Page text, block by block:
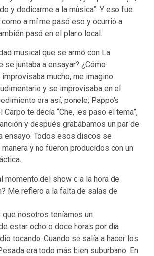
y dedicarme a la música”. Y eso fue
a mí me pasó eso y ocurrió a
pasó en el plano local.
musical que se armó con La
se juntaba a ensayar? ¿Cómo
mucho, me imagino.
y se improvisaba en el
era así, ponele; Pappo’s
Carpo te decía “Che, les paso el tema”,
y después grabábamos un par de
ensayo. Todos esos discos se
y no fueron producidos con un
momento del show o a la hora de
Me refiero a la falta de salas de
que nosotros teníamos un
estar ocho o doce horas por día
tocando. Cuando se salía a hacer los
era todo más bien suburbano. En